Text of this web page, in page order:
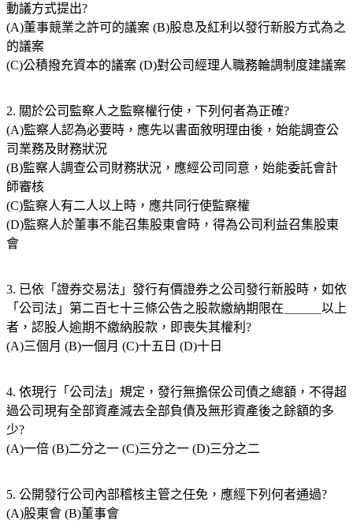
動議方式提出?
(A)董事競業之許可的議案 (B)股息及紅利以發行新股方式為之
的議案
(C)公積撥充資本的議案 (D)對公司經理人職務輪調制度建議案
2. 關於公司監察人之監察權行使，下列何者為正確?
(A)監察人認為必要時，應先以書面敘明理由後，始能調查公
司業務及財務狀況
(B)監察人調查公司財務狀況，應經公司同意，始能委託會計
師審核
(C)監察人有二人以上時，應共同行使監察權
(D)監察人於董事不能召集股東會時，得為公司利益召集股東
會
3. 已依「證券交易法」發行有價證券之公司發行新股時，如依
「公司法」第二百七十三條公告之股款繳納期限在＿＿＿以上
者，認股人逾期不繳納股款，即喪失其權利?
(A)三個月 (B)一個月 (C)十五日 (D)十日
4. 依現行「公司法」規定，發行無擔保公司債之總額，不得超
過公司現有全部資產減去全部負債及無形資產後之餘額的多
少?
(A)一倍 (B)二分之一 (C)三分之一 (D)三分之二
5. 公開發行公司內部稽核主管之任免，應經下列何者通過?
(A)股東會 (B)董事會